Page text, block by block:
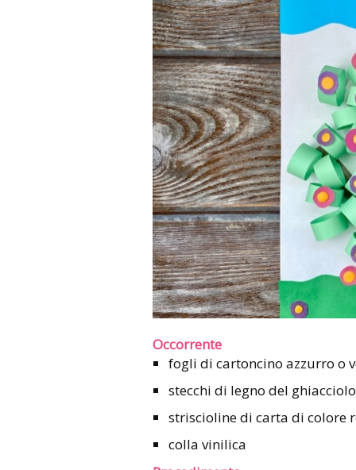
Occorrente
fogli di cartoncino azzurro o
stecchi di legno del
striscioline di carta di colore
colla vinilica